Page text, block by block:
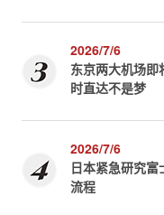
2026/7/6
东京两大机场
时直达不是梦
2026/7/6
日本紧急研究
流程